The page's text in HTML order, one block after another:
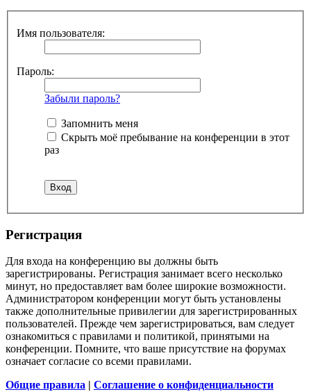
Имя пользователя:
Пароль:
Забыли пароль?
Запомнить меня
Скрыть моё пребывание на конференции в этот
раз
Регистрация
Для входа на конференцию вы должны быть
зарегистрированы. Регистрация занимает всего несколько
минут, но предоставляет вам более широкие возможности.
Администратором конференции могут быть установлены
также дополнительные привилегии для зарегистрированных
пользователей. Прежде чем зарегистрироваться, вам следует
ознакомиться с правилами и политикой, принятыми на
конференции. Помните, что ваше присутствие на форумах
означает согласие со всеми правилами.
Общие правила | Соглашение о конфиденциальности